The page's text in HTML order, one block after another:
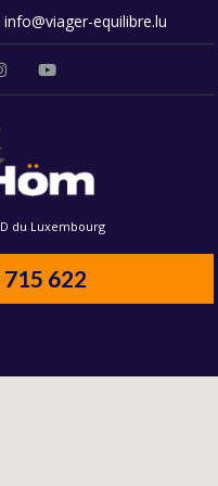
info@viager-equilibre.lu
du Luxembourg
622